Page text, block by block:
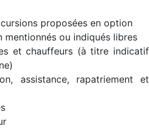
proposées en option
mentionnés ou indiqués libres
et chauffeurs (à titre indicatif
assistance, rapatriement et